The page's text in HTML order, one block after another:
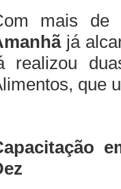
mais de
já
realizou
que